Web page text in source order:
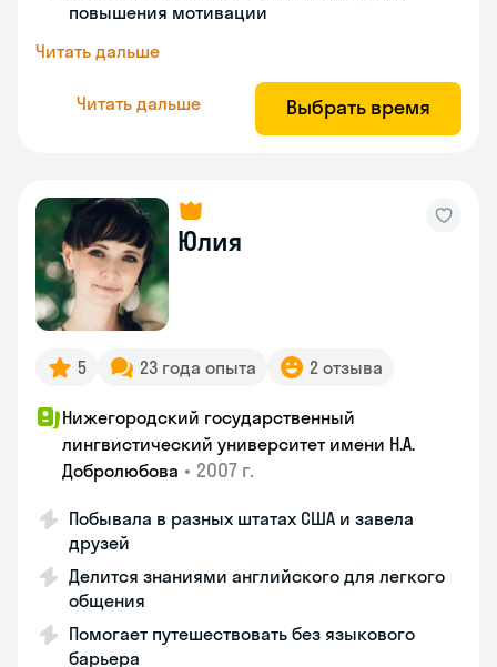
повышения мотивации
Читать дальше
Читать дальше Выбрать время
Юлия
5 23 года опыта 2 отзыва
Нижегородский государственный
лингвистический университет имени Н.А.
Добролюбова • 2007 г.
Побывала в разных штатах США и завела
друзей
Делится знаниями английского для легкого
общения
Помогает путешествовать без языкового
барьера